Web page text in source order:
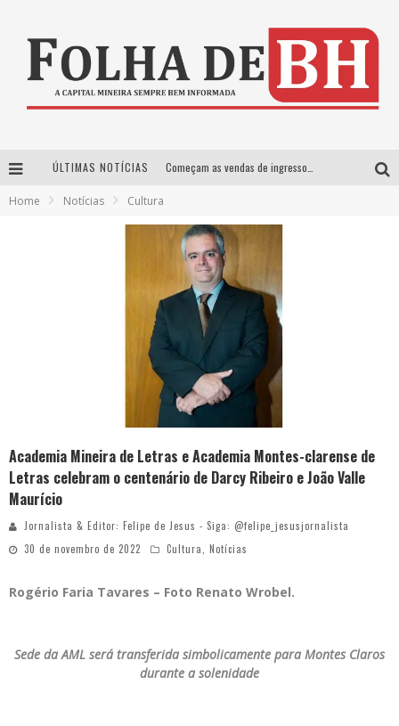
ÚLTIMAS NOTÍCIAS
Home Notícias Cultura
Academia Mineira de Letras e Academia Montes-clarense de
Letras celebram o centenário de Darcy Ribeiro e João Valle
Maurício
Jornalista & Editor: Felipe de Jesus - Siga: @felipe_jesusjornalista
30 de novembro de 2022
Cultura, Notícias
Rogério Faria Tavares – Foto Renato Wrobel.
Sede da AML será transferida simbolicamente para Montes Claros
durante a solenidade